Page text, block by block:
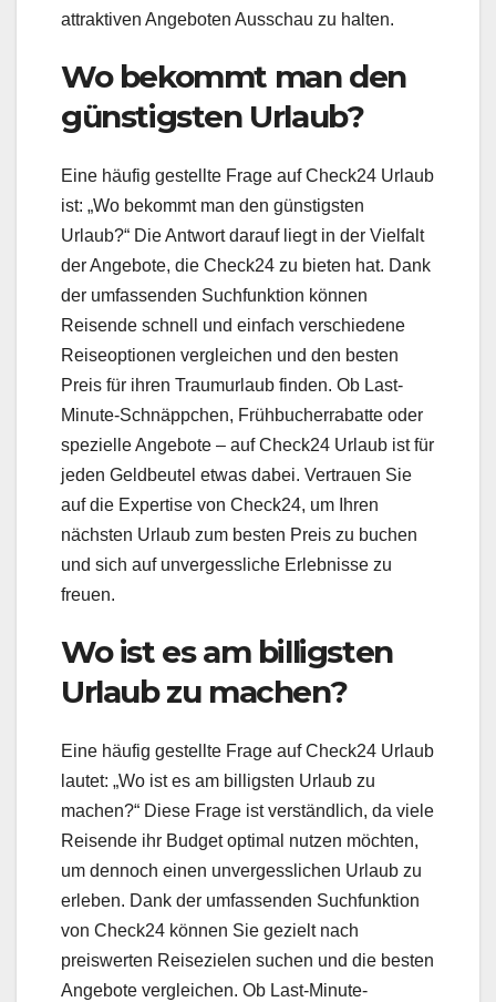
attraktiven Angeboten Ausschau zu halten.
Wo bekommt man den
günstigsten Urlaub?
Eine häufig gestellte Frage auf Check24 Urlaub
ist: „Wo bekommt man den günstigsten
Urlaub?“ Die Antwort darauf liegt in der Vielfalt
der Angebote, die Check24 zu bieten hat. Dank
der umfassenden Suchfunktion können
Reisende schnell und einfach verschiedene
Reiseoptionen vergleichen und den besten
Preis für ihren Traumurlaub finden. Ob Last-
Minute-Schnäppchen, Frühbucherrabatte oder
spezielle Angebote – auf Check24 Urlaub ist für
jeden Geldbeutel etwas dabei. Vertrauen Sie
auf die Expertise von Check24, um Ihren
nächsten Urlaub zum besten Preis zu buchen
und sich auf unvergessliche Erlebnisse zu
freuen.
Wo ist es am billigsten
Urlaub zu machen?
Eine häufig gestellte Frage auf Check24 Urlaub
lautet: „Wo ist es am billigsten Urlaub zu
machen?“ Diese Frage ist verständlich, da viele
Reisende ihr Budget optimal nutzen möchten,
um dennoch einen unvergesslichen Urlaub zu
erleben. Dank der umfassenden Suchfunktion
von Check24 können Sie gezielt nach
preiswerten Reisezielen suchen und die besten
Angebote vergleichen. Ob Last-Minute-